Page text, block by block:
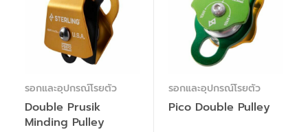
รอกและอุปกรณ์โรยตัว
Double Prusik
Minding Pulley
รอกและอุปกรณ์โรยตัว
Pico Double Pulley